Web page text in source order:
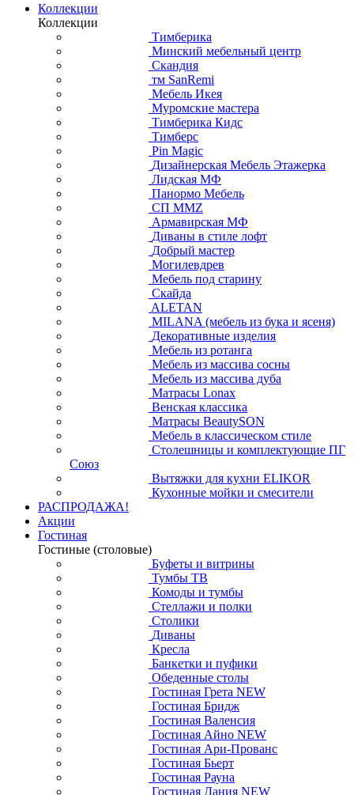
Коллекции
Коллекции
Тимберика
Минский мебельный центр
Скандия
тм SanRemi
Мебель Икея
Муромские мастера
Тимберика Кидс
Тимберс
Pin Magic
Дизайнерская Мебель Этажерка
Лидская МФ
Панормо Мебель
СП ММZ
Армавирская МФ
Диваны в стиле лофт
Добрый мастер
Могилевдрев
Мебель под старину
Скайда
ALETAN
MILANA (мебель из бука и ясеня)
Декоративные изделия
Мебель из ротанга
Мебель из массива сосны
Мебель из массива дуба
Матрасы Lonax
Венская классика
Матрасы BeautySON
Мебель в классическом стиле
Столешницы и комплектующие ПГ
Союз
Вытяжки для кухни ELIKOR
Кухонные мойки и смесители
РАСПРОДАЖА!
Акции
Гостиная
Гостиные (столовые)
Буфеты и витрины
Тумбы ТВ
Комоды и тумбы
Стеллажи и полки
Столики
Диваны
Кресла
Банкетки и пуфики
Обеденные столы
Гостиная Грета NEW
Гостиная Бридж
Гостиная Валенсия
Гостиная Айно NEW
Гостиная Ари-Прованс
Гостиная Бьерт
Гостиная Рауна
Гостиная Дания NEW